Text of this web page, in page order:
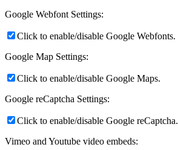
Google Webfont Settings:
Click to enable/disable Google Webfonts.
Google Map Settings:
Click to enable/disable Google Maps.
Google reCaptcha Settings:
Click to enable/disable Google reCaptcha.
Vimeo and Youtube video embeds: